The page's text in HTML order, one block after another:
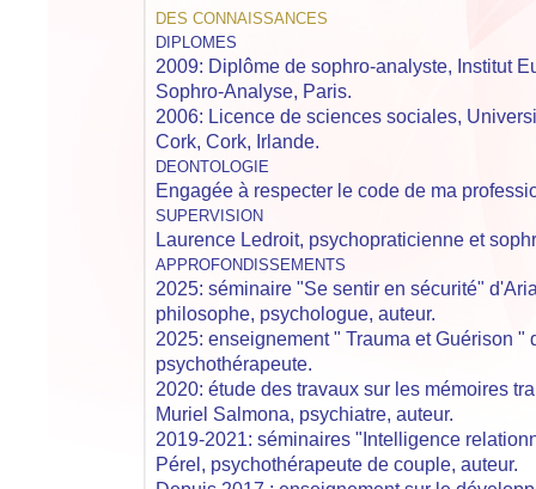
DES CONNAISSANCES
DIPLOMES
2009: Diplôme de sophro-analyste, Institut
Sophro-Analyse, Paris.
2006: Licence de sciences sociales,
Cork, Cork, Irlande.
DEONTOLOGIE
Engagée à respecter le code de ma
SUPERVISION
Laurence Ledroit, psychopraticienne et
APPROFONDISSEMENTS
2025: séminaire "Se sentir en sécurité"
philosophe, psychologue, auteur.
2025: enseignement " Trauma et Guérison "
psychothérapeute.
2020: étude des travaux sur les mémoires
Muriel Salmona, psychiatre, auteur.
2019-2021: séminaires "Intelligence
Pérel, psychothérapeute de couple, auteur.